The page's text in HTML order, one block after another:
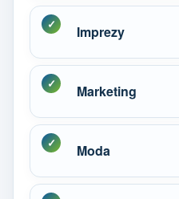
Imprezy
Marketing
Moda